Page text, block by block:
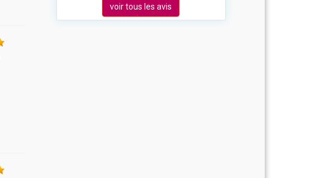
voir tous les avis